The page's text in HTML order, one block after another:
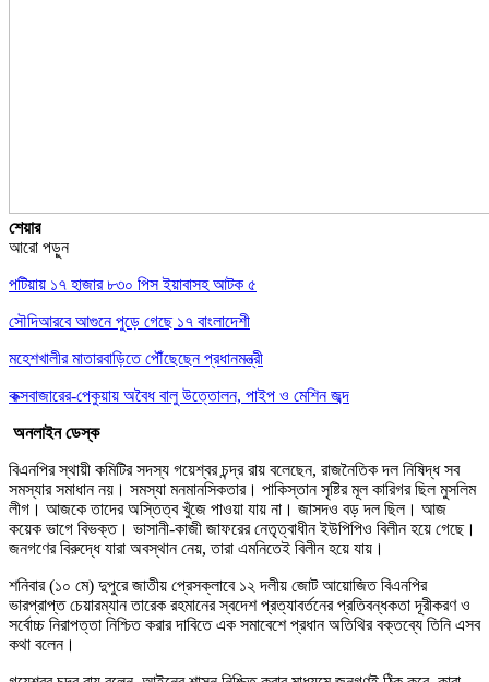
শেয়ার
আরো পড়ুন
পটিয়ায় ১৭ হাজার ৮৩০ পিস ইয়াবাসহ আটক ৫
সৌদিআরবে আগুনে পুড়ে গেছে ১৭ বাংলাদেশী
মহেশখালীর মাতারবাড়িতে পৌঁছেছেন প্রধানমন্ত্রী
কক্সবাজারের-পেকুয়ায় অবৈধ বালু উত্তোলন, পাইপ ও মেশিন জব্দ
অনলাইন ডেস্ক
বিএনপির স্থায়ী কমিটির সদস্য গয়েশ্বর চন্দ্র রায় বলেছেন, রাজনৈতিক দল নিষিদ্ধ সব
সমস্যার সমাধান নয়। সমস্যা মনমানসিকতার। পাকিস্তান সৃষ্টির মূল কারিগর ছিল মুসলিম
লীগ। আজকে তাদের অস্তিত্ব খুঁজে পাওয়া যায় না। জাসদও বড় দল ছিল। আজ
কয়েক ভাগে বিভক্ত। ভাসানী-কাজী জাফরের নেতৃত্বাধীন ইউপিপিও বিলীন হয়ে গেছে।
জনগণের বিরুদ্ধে যারা অবস্থান নেয়, তারা এমনিতেই বিলীন হয়ে যায়।
শনিবার (১০ মে) দুপুরে জাতীয় প্রেসক্লাবে ১২ দলীয় জোট আয়োজিত বিএনপির
ভারপ্রাপ্ত চেয়ারম্যান তারেক রহমানের স্বদেশ প্রত্যাবর্তনের প্রতিবন্ধকতা দূরীকরণ ও
সর্বোচ্চ নিরাপত্তা নিশ্চিত করার দাবিতে এক সমাবেশে প্রধান অতিথির বক্তব্যে তিনি এসব
কথা বলেন।